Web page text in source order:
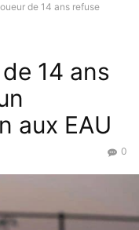
de 14 ans refuse
14 ans
aux EAU
0